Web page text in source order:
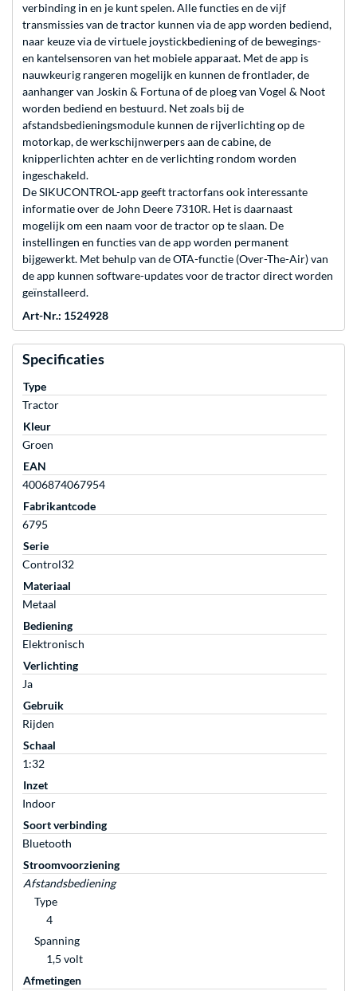
verbinding in en je kunt spelen. Alle functies en de vijf
transmissies van de tractor kunnen via de app worden bediend,
naar keuze via de virtuele joystickbediening of de bewegings-
en kantelsensoren van het mobiele apparaat. Met de app is
nauwkeurig rangeren mogelijk en kunnen de frontlader, de
aanhanger van Joskin & Fortuna of de ploeg van Vogel & Noot
worden bediend en bestuurd. Net zoals bij de
afstandsbedieningsmodule kunnen de rijverlichting op de
motorkap, de werkschijnwerpers aan de cabine, de
knipperlichten achter en de verlichting rondom worden
ingeschakeld.
De SIKUCONTROL-app geeft tractorfans ook interessante
informatie over de John Deere 7310R. Het is daarnaast
mogelijk om een naam voor de tractor op te slaan. De
instellingen en functies van de app worden permanent
bijgewerkt. Met behulp van de OTA-functie (Over-The-Air) van
de app kunnen software-updates voor de tractor direct worden
geïnstalleerd.
Art-Nr.: 1524928
Specificaties
Type
Tractor
Kleur
Groen
EAN
4006874067954
Fabrikantcode
6795
Serie
Control32
Materiaal
Metaal
Bediening
Elektronisch
Verlichting
Ja
Gebruik
Rijden
Schaal
1:32
Inzet
Indoor
Soort verbinding
Bluetooth
Stroomvoorziening
Afstandsbediening
Type
4
Spanning
1,5 volt
Afmetingen